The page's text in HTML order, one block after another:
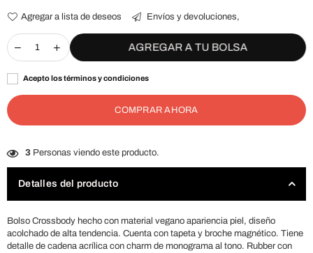
Agregar a lista de deseos Envíos y devoluciones,
AGREGAR A TU BOLSA
Acepto los términos y condiciones
COMPRAR AHORA
3 Personas viendo este producto.
Detalles del producto
Bolso Crossbody hecho con material vegano apariencia piel, diseño
acolchado de alta tendencia. Cuenta con tapeta y broche magnético. Tiene
detalle de cadena acrílica con charm de monograma al tono. Rubber con